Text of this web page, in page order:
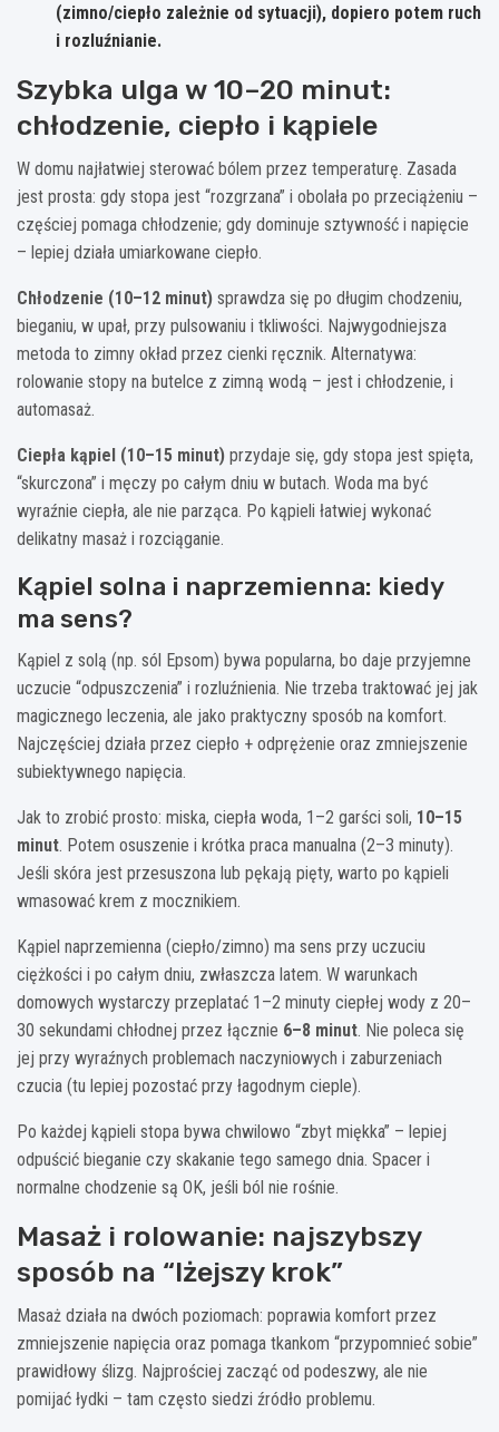
(zimno/ciepło zależnie od sytuacji), dopiero potem ruch
i rozluźnianie.
Szybka ulga w 10–20 minut:
chłodzenie, ciepło i kąpiele
W domu najłatwiej sterować bólem przez temperaturę. Zasada
jest prosta: gdy stopa jest “rozgrzana” i obolała po przeciążeniu –
częściej pomaga chłodzenie; gdy dominuje sztywność i napięcie
– lepiej działa umiarkowane ciepło.
Chłodzenie (10–12 minut) sprawdza się po długim chodzeniu,
bieganiu, w upał, przy pulsowaniu i tkliwości. Najwygodniejsza
metoda to zimny okład przez cienki ręcznik. Alternatywa:
rolowanie stopy na butelce z zimną wodą – jest i chłodzenie, i
automasaż.
Ciepła kąpiel (10–15 minut) przydaje się, gdy stopa jest spięta,
“skurczona” i męczy po całym dniu w butach. Woda ma być
wyraźnie ciepła, ale nie parząca. Po kąpieli łatwiej wykonać
delikatny masaż i rozciąganie.
Kąpiel solna i naprzemienna: kiedy
ma sens?
Kąpiel z solą (np. sól Epsom) bywa popularna, bo daje przyjemne
uczucie “odpuszczenia” i rozluźnienia. Nie trzeba traktować jej jak
magicznego leczenia, ale jako praktyczny sposób na komfort.
Najczęściej działa przez ciepło + odprężenie oraz zmniejszenie
subiektywnego napięcia.
Jak to zrobić prosto: miska, ciepła woda, 1–2 garści soli, 10–15
minut. Potem osuszenie i krótka praca manualna (2–3 minuty).
Jeśli skóra jest przesuszona lub pękają pięty, warto po kąpieli
wmasować krem z mocznikiem.
Kąpiel naprzemienna (ciepło/zimno) ma sens przy uczuciu
ciężkości i po całym dniu, zwłaszcza latem. W warunkach
domowych wystarczy przeplatać 1–2 minuty ciepłej wody z 20–
30 sekundami chłodnej przez łącznie 6–8 minut. Nie poleca się
jej przy wyraźnych problemach naczyniowych i zaburzeniach
czucia (tu lepiej pozostać przy łagodnym cieple).
Po każdej kąpieli stopa bywa chwilowo “zbyt miękka” – lepiej
odpuścić bieganie czy skakanie tego samego dnia. Spacer i
normalne chodzenie są OK, jeśli ból nie rośnie.
Masaż i rolowanie: najszybszy
sposób na “lżejszy krok”
Masaż działa na dwóch poziomach: poprawia komfort przez
zmniejszenie napięcia oraz pomaga tkankom “przypomnieć sobie”
prawidłowy ślizg. Najprościej zacząć od podeszwy, ale nie
pomijać łydki – tam często siedzi źródło problemu.